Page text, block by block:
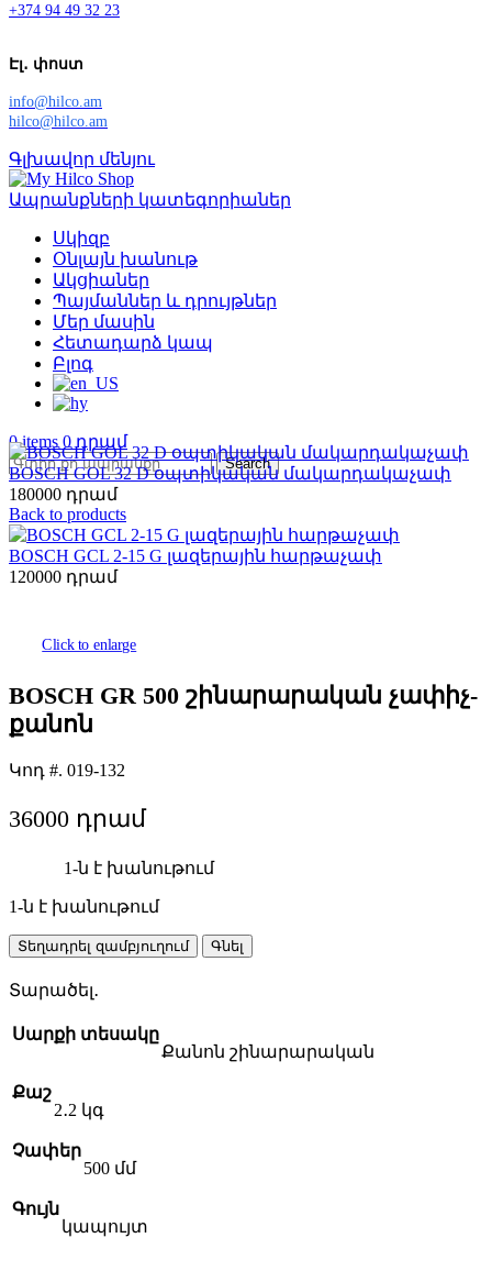
+374 94 49 32 23
Էլ․ փոստ
info@hilco.am
hilco@hilco.am
Գլխավոր մենյու
Ապրանքների կատեգորիաներ
Սկիզբ
Օնլայն խանութ
Ակցիաներ
Պայմաններ և դրույթներ
Մեր մասին
Հետադարձ կապ
Բլոգ
0items 0
Search
BOSCH GOL 32 D օպտիկական մակարդակաչափ
180000
Back to products
BOSCH GCL 2-15 G լազերային հարթաչափ
120000
Click to enlarge
BOSCH GR 500 շինարարական չափիչ-
քանոն
Կոդ #. 019-132
36000
1-ն է խանութում
1-ն է խանութում
BOSCH
GR
500
շինարարական
չափիչ-
քանոն
Տեղադրել զամբյուղում Գնել
Տարածել․
Սարքի տեսակը
Քանոն շինարարական
Քաշ
2․2 կգ
Չափեր
500 մմ
Գույն
կապույտ